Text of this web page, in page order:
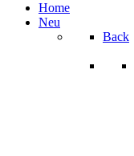
Home
Neu
Back